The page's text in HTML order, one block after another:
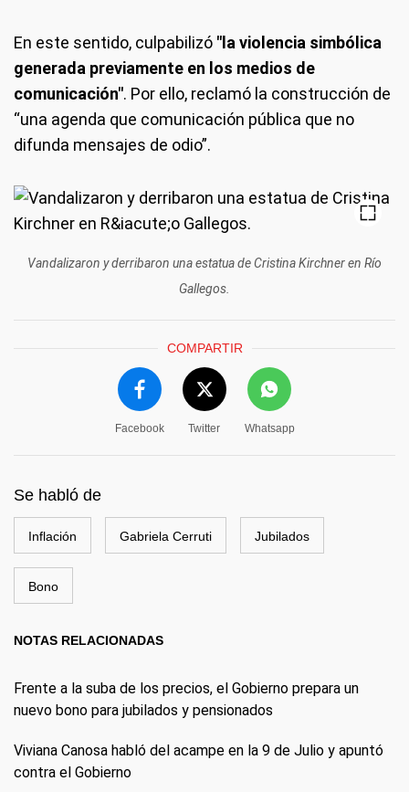
En este sentido, culpabilizó "la violencia simbólica
generada previamente en los medios de
comunicación". Por ello, reclamó la construcción de
“una agenda que comunicación pública que no
difunda mensajes de odio”.
Vandalizaron y derribaron una estatua de Cristina Kirchner en Río
Gallegos.
COMPARTIR
Facebook Twitter Whatsapp
Se habló de
Inflación Gabriela Cerruti Jubilados
Bono
NOTAS RELACIONADAS
Frente a la suba de los precios, el Gobierno prepara un
nuevo bono para jubilados y pensionados
Viviana Canosa habló del acampe en la 9 de Julio y apuntó
contra el Gobierno